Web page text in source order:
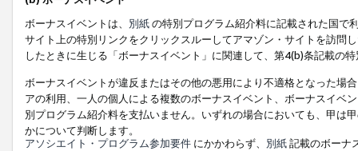
ボーナスイベントは、 別紙の特別プログラム紹介料に記載された国で
サイト上の特別リンクをクリックスルーしてアマゾン・サイトを訪問
したときに生じる「ボーナスイベント」に関連して、第4(b)条記載の
ボーナスイベントが違反またはその他の悪用により不適格となった場
アの利用、一人の個人による複数のボーナスイベント、ボーナスイベ
別プログラム紹介料を支払いません。いずれの場合においても、甲は
かについて判断します。
アソシエイト・プログラム参加要件 にかかわらず、 別紙記載のボーナ